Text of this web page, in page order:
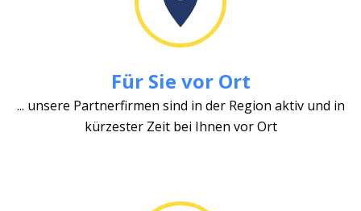
Für Sie vor Ort
... unsere Partnerfirmen sind in der Region aktiv und in
kürzester Zeit bei Ihnen vor Ort